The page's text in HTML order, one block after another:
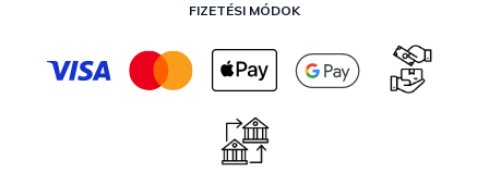
FIZETÉSI MÓDOK